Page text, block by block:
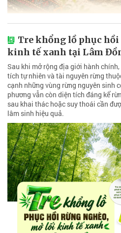
Tre khổng lồ phục
kinh tế xanh tại Lâm
Sau khi mở rộng địa giới hành
tích tự nhiên và tài nguyên rừng
cạnh những vùng rừng nguyên sinh
phương vẫn còn diện tích đáng kể
sau khai thác hoặc suy thoái cần
lâm sinh hiệu quả.